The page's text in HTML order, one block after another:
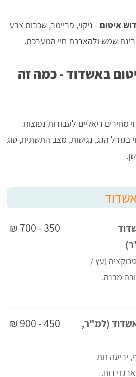
איטום - ניקוי, פריימר, שכבות צבע
שמש ולהארכת חיי המערכת.
באשדוד - כמה זה
ריאליים לעבודות נפוצות
בגודל הגג, נגישות, מצב התשתית, סוג
(עץ /
מבנה.
350 - 700 ₪
(למ"ר,
יריעה תת
רוח.
450 - 900 ₪